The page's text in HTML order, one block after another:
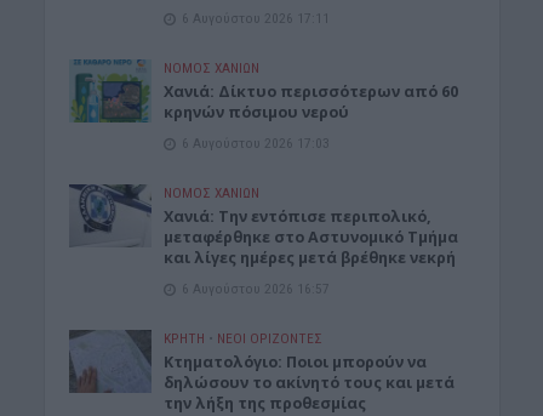
6 Αυγούστου 2026 17:11
ΝΟΜΌΣ ΧΑΝΊΩΝ
Xανιά: Δίκτυο περισσότερων από 60
κρηνών πόσιμου νερού
6 Αυγούστου 2026 17:03
ΝΟΜΌΣ ΧΑΝΊΩΝ
Χανιά: Την εντόπισε περιπολικό,
μεταφέρθηκε στο Αστυνομικό Τμήμα
και λίγες ημέρες μετά βρέθηκε νεκρή
6 Αυγούστου 2026 16:57
ΚΡΗΤΗ • ΝΕΟΙ ΟΡΙΖΟΝΤΕΣ
Κτηματολόγιο: Ποιοι μπορούν να
δηλώσουν το ακίνητό τους και μετά
την λήξη της προθεσμίας